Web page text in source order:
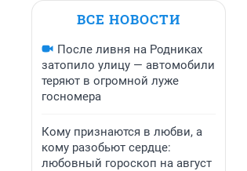
ВСЕ НОВОСТИ
После ливня на Родниках
затопило улицу — автомобили
теряют в огромной луже
госномера
Кому признаются в любви, а
кому разобьют сердце:
любовный гороскоп на август